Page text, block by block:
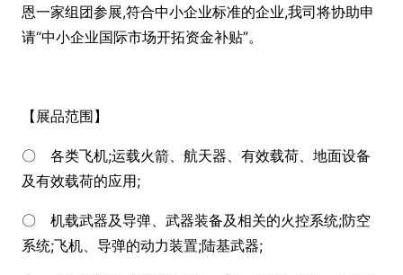
恩一家组团参展,符合中小企业标准的企业,我司将协助申
请“中小企业国际市场开拓资金补贴”。
【展品范围】
〇 各类飞机;运载火箭、航天器、有效载荷、地面设备
及有效载荷的应用;
〇 机载武器及导弹、武器装备及相关的火控系统;防空
系统;飞机、导弹的动力装置;陆基武器;